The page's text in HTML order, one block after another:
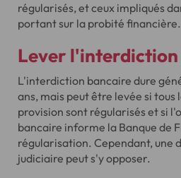
régularisés, et ceux impliqués
portant sur la probité financière.
Lever
L'interdiction bancaire dure
ans, mais peut être levée si tous
provision sont régularisés et si
bancaire informe la Banque de
régularisation. Cependant, une
judiciaire peut s'y opposer.